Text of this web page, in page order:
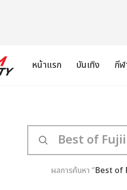
หน้าแรก บันเทิง กีฬ
ผลการค้นหา “Best of